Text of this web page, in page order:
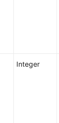
Integer